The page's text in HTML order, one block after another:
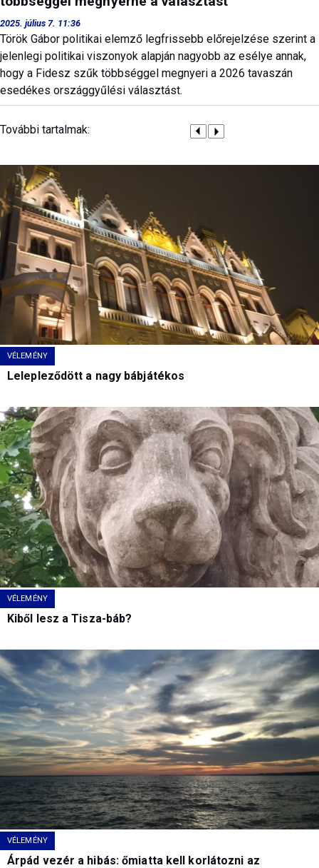
2025. július 7. 11:36
Török Gábor politikai elemző legfrissebb előrejelzése szerint a
jelenlegi politikai viszonyok alapján nagyobb az esélye annak,
hogy a Fidesz szűk többséggel megnyeri a 2026 tavaszán
esedékes országgyűlési választást.
További tartalmak:
VÉLEMÉNY
Lelepleződött a nagy bábjátékos
VÉLEMÉNY
Kiből lesz a Tisza-báb?
VÉLEMÉNY
Árpád vezér a hibás: őmiatta kell korlátozni az